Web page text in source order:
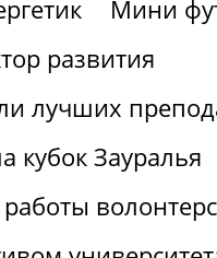
Мини
развития
лучших
кубок Зауралья